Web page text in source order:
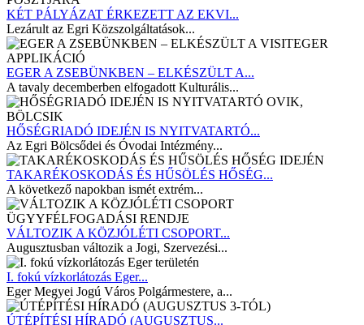
KÉT PÁLYÁZAT ÉRKEZETT AZ EKVI...
Lezárult az Egri Közszolgáltatások...
EGER A ZSEBÜNKBEN – ELKÉSZÜLT A...
A tavaly decemberben elfogadott Kulturális...
HŐSÉGRIADÓ IDEJÉN IS NYITVATARTÓ...
Az Egri Bölcsődei és Óvodai Intézmény...
TAKARÉKOSKODÁS ÉS HŰSÖLÉS HŐSÉG...
A következő napokban ismét extrém...
VÁLTOZIK A KÖZJÓLÉTI CSOPORT...
Augusztusban változik a Jogi, Szervezési...
I. fokú vízkorlátozás Eger...
Eger Megyei Jogú Város Polgármestere, a...
ÚTÉPÍTÉSI HÍRADÓ (AUGUSZTUS...